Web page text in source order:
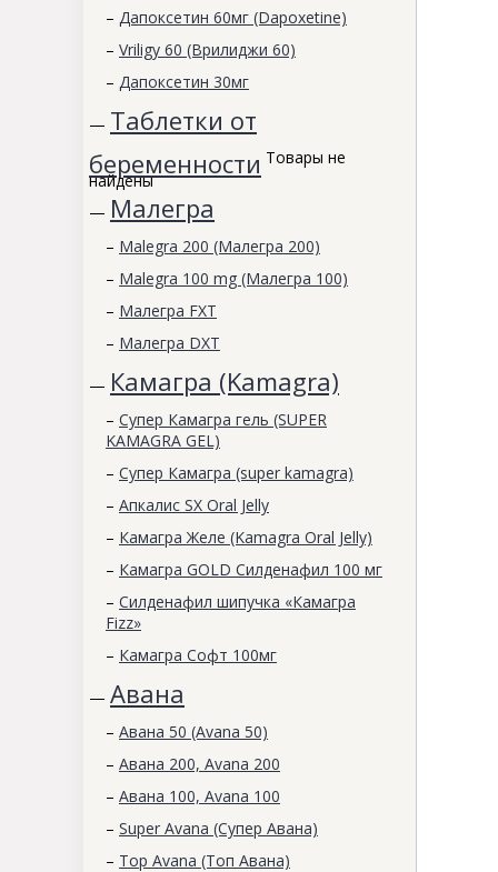
– Дапоксетин 60мг (Dapoxetine)
– Vriligy 60 (Врилиджи 60)
– Дапоксетин 30мг
— Таблетки от
беременности Товары не
найдены
— Малегра
– Malegra 200 (Малегра 200)
– Malegra 100 mg (Малегра 100)
– Малегра FXT
– Малегра DXT
— Камагра (Kamagra)
– Супер Камагра гель (SUPER
KAMAGRA GEL)
– Супер Камагра (super kamagra)
– Апкалис SX Oral Jelly
– Камагра Желе (Kamagra Oral Jelly)
– Камагра GOLD Силденафил 100 мг
– Силденафил шипучка «Камагра
Fizz»
– Камагра Софт 100мг
— Авана
– Авана 50 (Avana 50)
– Авана 200, Avana 200
– Авана 100, Avana 100
– Super Avana (Супер Авана)
– Top Avana (Топ Авана)